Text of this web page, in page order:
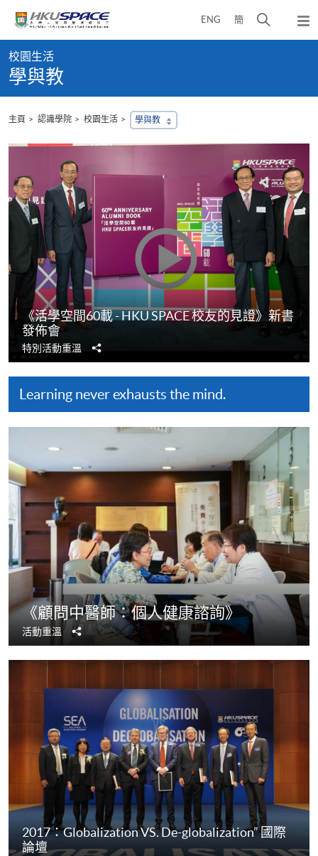
content
ENG 簡
開
彈
出
content
start
校園生活
學與教
主頁 認識學院 校園生活 學與教
《活學空間60載 - HKU SPACE 校友的見證》新書
發佈會
特別活動重溫
享
Learning never exhausts the mind.
《顧問中醫師：個人健康諮詢》
活動重溫
分
享
2017：Globalization VS. De-globalization” 國際
論壇